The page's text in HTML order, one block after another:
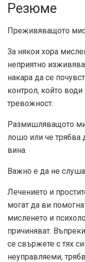
Резюме
Преживяващото
За някои хора
неприятно
накара да се
контрол, който
тревожност.
Размишляващото
лошо или че трябва
вина.
Важно е да не
Лечението и
могат да ви
мисленето и
причиняват.
се свържете с тях
неуправляеми,